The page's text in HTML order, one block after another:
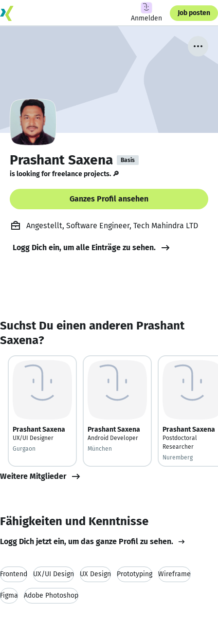
Anmelden
Job posten
Prashant Saxena Basis
is looking for freelance projects. 🔎
Ganzes Profil ansehen
Angestellt, Software Engineer, Tech Mahindra LTD
Logg Dich ein, um alle Einträge zu sehen.
Suchst Du einen anderen Prashant
Saxena?
Prashant Saxena
UX/UI Designer
Gurgaon
Prashant Saxena
Android Developer
München
Prashant Saxena
Postdoctoral
Researcher
Nuremberg
Weitere Mitglieder
Fähigkeiten und Kenntnisse
Logg Dich jetzt ein, um das ganze Profil zu sehen.
Frontend UX/UI Design UX Design Prototyping Wireframe
Figma Adobe Photoshop